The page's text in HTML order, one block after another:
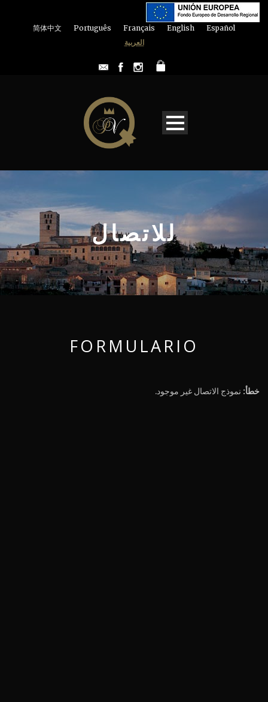
Español
English
Français
Português
简体中文
العربية
للاتصال
FORMULARIO
خطأ: نموذج الاتصال غير موجود.